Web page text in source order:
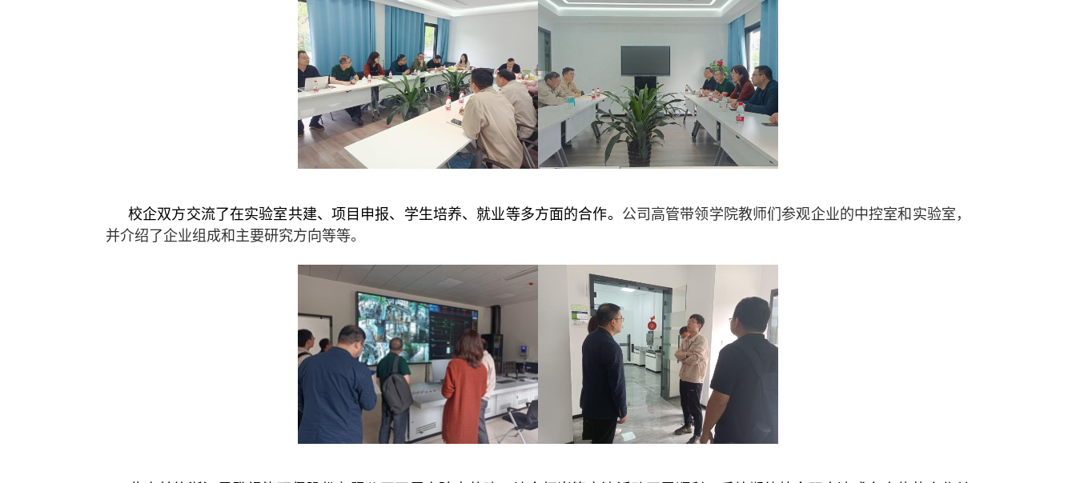
校企双方交流了在实验室共建、项目申报、学生培养、就业等多方面的合作。 公司高管带领学院教师们参观企业的中控室和实验室，
并介绍了企业组成和主要研究方向等等。